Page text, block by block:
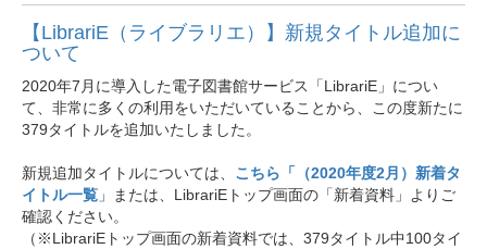
【LibrariE（ライブラリエ）】新規タイトル追加に
ついて
2020年7月に導入した電子図書館サービス「LibrariE」につい
て、非常に多くの利用をいただいていることから、この度新たに
379タイトルを追加いたしました。
新規追加タイトルについては、 こちら「 （2020年度2月）新着タ
イトル一覧 」または、LibrariEトップ画面の「新着資料」よりご
確認ください。
（※LibrariEトップ画面の新着資料では、379タイトル中100タイ